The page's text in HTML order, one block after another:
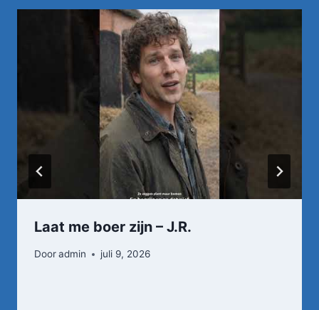
Laat me boer zijn – J.R.
Dooradmin juli 9, 2026